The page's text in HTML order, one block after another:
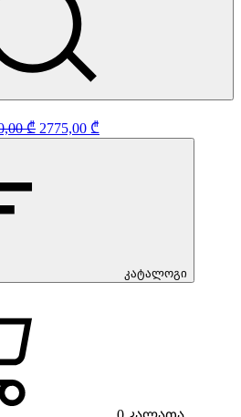
₾ Original
price
2775,00 ₾
price
კატალოგი